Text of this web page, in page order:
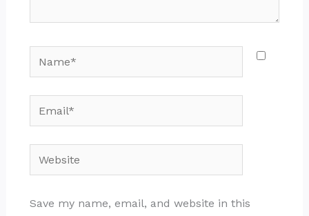
Name*
Email*
Website
Save my name, email, and website in this